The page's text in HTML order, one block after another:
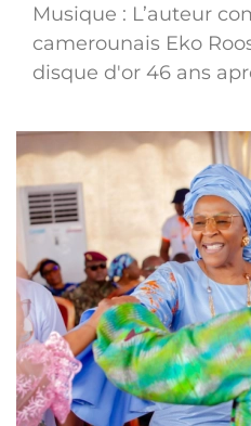
Musique : L’auteur
camerounais Eko
disque d'or 46 ans